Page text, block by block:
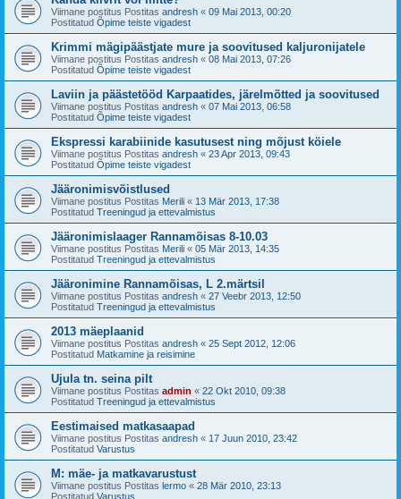
Viimane postitus Postitas andresh « 09 Mai 2013, 00:20
Postitatud Õpime teiste vigadest
Krimmi mägipäästjate mure ja soovitused kaljuronijatele
Viimane postitus Postitas andresh « 08 Mai 2013, 07:26
Postitatud Õpime teiste vigadest
Laviin ja päästetööd Karpaatides, järelmõtted ja soovitused
Viimane postitus Postitas andresh « 07 Mai 2013, 06:58
Postitatud Õpime teiste vigadest
Ekspressi karabiinide kasutusest ning mõjust köiele
Viimane postitus Postitas andresh « 23 Apr 2013, 09:43
Postitatud Õpime teiste vigadest
Jääronimisvõistlused
Viimane postitus Postitas Merili « 13 Mär 2013, 17:38
Postitatud Treeningud ja ettevalmistus
Jääronimislaager Rannamõisas 8-10.03
Viimane postitus Postitas Merili « 05 Mär 2013, 14:35
Postitatud Treeningud ja ettevalmistus
Jääronimine Rannamõisas, L 2.märtsil
Viimane postitus Postitas andresh « 27 Veebr 2013, 12:50
Postitatud Treeningud ja ettevalmistus
2013 mäeplaanid
Viimane postitus Postitas andresh « 25 Sept 2012, 12:06
Postitatud Matkamine ja reisimine
Ujula tn. seina pilt
Viimane postitus Postitas admin « 22 Okt 2010, 09:38
Postitatud Treeningud ja ettevalmistus
Eestimaised matkasaapad
Viimane postitus Postitas andresh « 17 Juun 2010, 23:42
Postitatud Varustus
M: mäe- ja matkavarustust
Viimane postitus Postitas lermo « 28 Mär 2010, 23:13
Postitatud Varustus